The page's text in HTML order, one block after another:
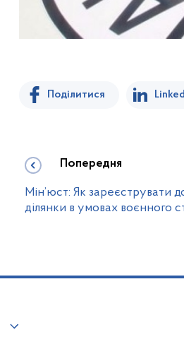
Поділитися
Попередня
Мін’юст: Як зареєструвати
ділянки в умовах воєнного